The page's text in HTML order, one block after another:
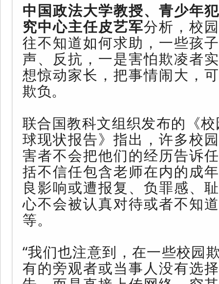
中国政法大学教授、青少年
究中心主任皮艺军分析，校
往不知道如何求助，一些孩
声、反抗，一是害怕欺凌者
想惊动家长，把事情闹大，
欺负。
联合国教科文组织发布的《
球现状报告》指出，许多校
害者不会把他们的经历告诉
括不信任包含老师在内的成
良影响或遭报复、负罪感、
心不会被认真对待或者不知
等。
“我们也注意到，在一些校园
有的旁观者或当事人没有选